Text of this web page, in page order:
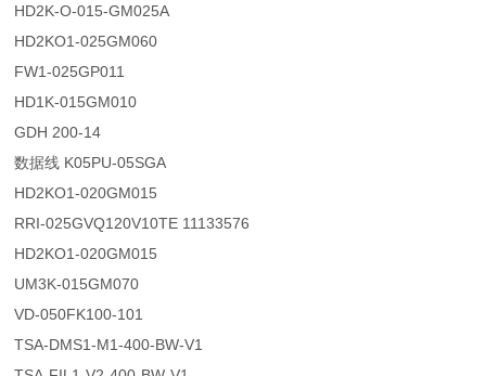
HD2K-O-015-GM025A
HD2KO1-025GM060
FW1-025GP011
HD1K-015GM010
GDH 200-14
数据线 K05PU-05SGA
HD2KO1-020GM015
RRI-025GVQ120V10TE 11133576
HD2KO1-020GM015
UM3K-015GM070
VD-050FK100-101
TSA-DMS1-M1-400-BW-V1